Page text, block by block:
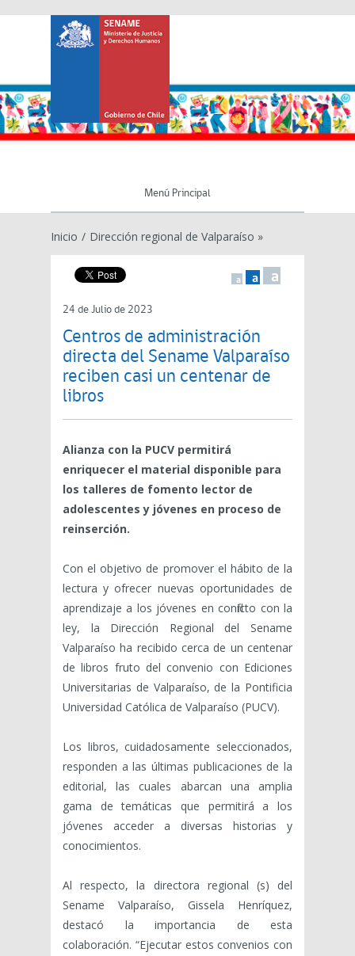
Menú Principal
Inicio / Dirección regional de Valparaíso »
a a a
24 de Julio de 2023
Centros de administración
directa del Sename Valparaíso
reciben casi un centenar de
libros
Alianza con la PUCV permitirá
enriquecer el material disponible para
los talleres de fomento lector de
adolescentes y jóvenes en proceso de
reinserción.
Con el objetivo de promover el hábito de la
lectura y ofrecer nuevas oportunidades de
aprendizaje a los jóvenes en conflicto con la
ley, la Dirección Regional del Sename
Valparaíso ha recibido cerca de un centenar
de libros fruto del convenio con Ediciones
Universitarias de Valparaíso, de la Pontificia
Universidad Católica de Valparaíso (PUCV).
Los libros, cuidadosamente seleccionados,
responden a las últimas publicaciones de la
editorial, las cuales abarcan una amplia
gama de temáticas que permitirá a los
jóvenes acceder a diversas historias y
conocimientos.
Al respecto, la directora regional (s) del
Sename Valparaíso, Gissela Henríquez,
destacó la importancia de esta
colaboración. “Ejecutar estos convenios con